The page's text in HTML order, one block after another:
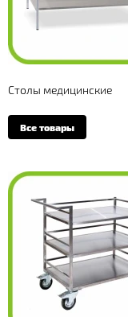
Столы медицинские
Все товары